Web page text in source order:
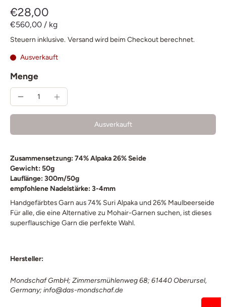
€28,00
€560,00 / kg
Steuern inklusive. Versandwird beim Checkout berechnet.
Ausverkauft
Menge
Ausverkauft
Zusammensetzung: 74% Alpaka 26% Seide
Gewicht: 50g
Lauflänge: 300m/50g
empfohlene Nadelstärke: 3-4mm
Handgefärbtes Garn aus 74% Suri Alpaka und 26% Maulbeerseide
Für alle, die eine Alternative zu Mohair-Garnen suchen, ist dieses
superflauschige Garn die perfekte Wahl.
Hersteller:
Mondschaf GmbH; Zimmersmühlenweg 68; 61440 Oberursel,
Germany; info@das-mondschaf.de